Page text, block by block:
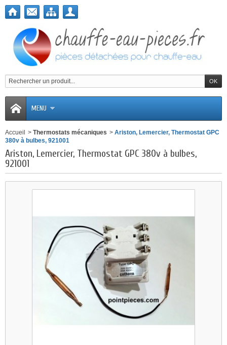
MENU
Accueil > Thermostats mécaniques > Ariston, Lemercier, Thermostat GPC
380v à bulbes, 921001
Ariston, Lemercier, Thermostat GPC 380v à bulbes,
921001